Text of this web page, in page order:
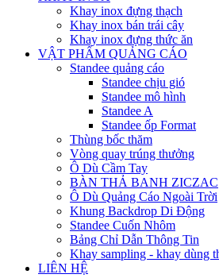
Khay inox đựng thạch
Khay inox bán trái cây
Khay inox đựng thức ăn
VẬT PHẨM QUẢNG CÁO
Standee quảng cáo
Standee chịu gió
Standee mô hình
Standee A
Standee ốp Format
Thùng bốc thăm
Vòng quay trúng thưởng
Ô Dù Cầm Tay
BÀN THẢ BANH ZICZAC
Ô Dù Quảng Cáo Ngoài Trời
Khung Backdrop Di Động
Standee Cuốn Nhôm
Bảng Chỉ Dẫn Thông Tin
Khay sampling - khay dùng
LIÊN HỆ